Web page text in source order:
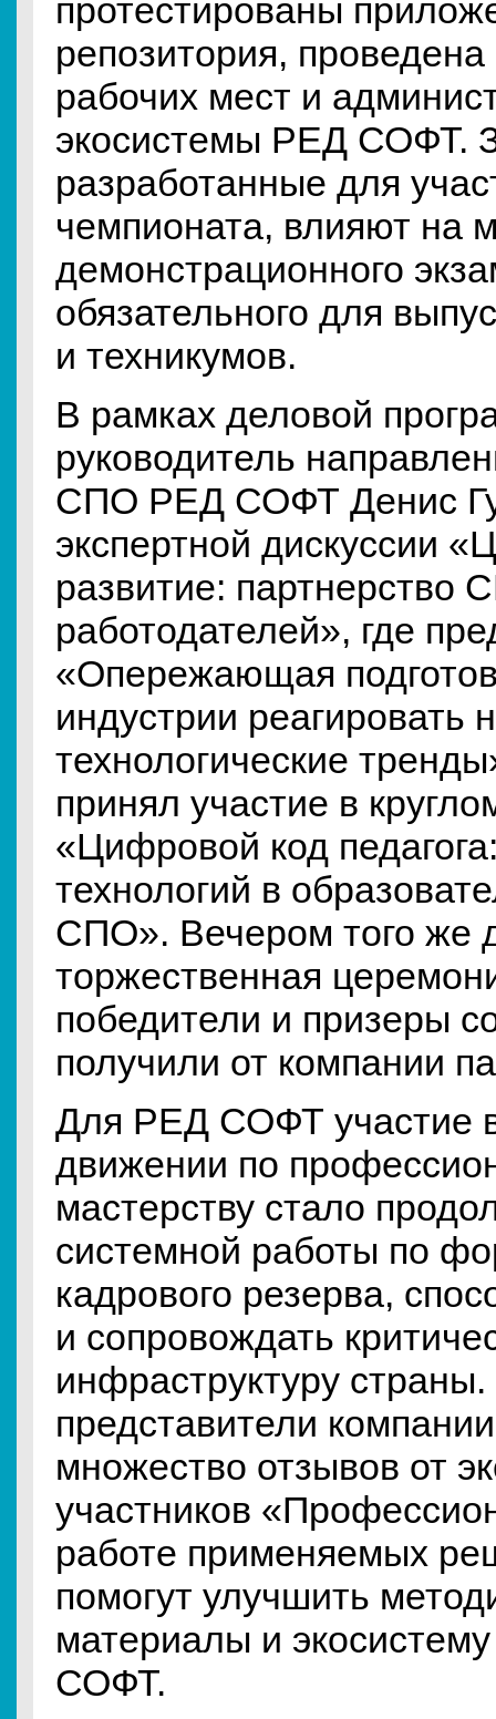
протестированы
репозитория, проведена
рабочих мест и
экосистемы РЕД СОФТ.
разработанные для
чемпионата, влияют на
демонстрационного
обязательного для
и техникумов.
В рамках деловой
руководитель
СПО РЕД СОФТ Денис
экспертной дискуссии
развитие: партнерство
работодателей», где
«Опережающая
индустрии реагировать
технологические
принял участие в
«Цифровой код
технологий в
СПО». Вечером того же
торжественная
победители и призеры
получили от компании
Для РЕД СОФТ участие
движении по
мастерству стало
системной работы по
кадрового резерва,
и сопровождать
инфраструктуру
представители
множество отзывов от
участников
работе применяемых
помогут улучшить
материалы и
СОФТ.